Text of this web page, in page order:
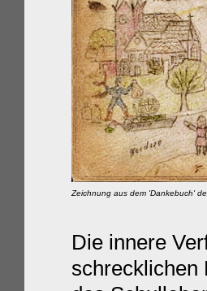
Zeichnung aus dem 'Dankebuch'
Die innere
schrecklichen